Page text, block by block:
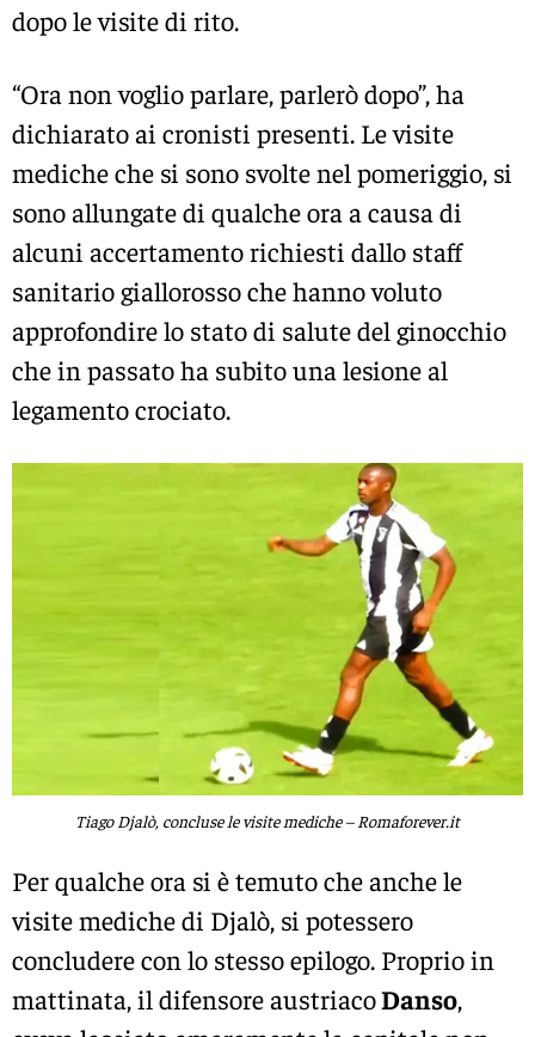
dopo le visite di rito.
“Ora non voglio parlare, parlerò dopo”, ha
dichiarato ai cronisti presenti. Le visite
mediche che si sono svolte nel pomeriggio, si
sono allungate di qualche ora a causa di
alcuni accertamento richiesti dallo staff
sanitario giallorosso che hanno voluto
approfondire lo stato di salute del ginocchio
che in passato ha subito una lesione al
legamento crociato.
Tiago Djalò, concluse le visite mediche – Romaforever.it
Per qualche ora si è temuto che anche le
visite mediche di Djalò, si potessero
concludere con lo stesso epilogo. Proprio in
mattinata, il difensore austriacoDanso,